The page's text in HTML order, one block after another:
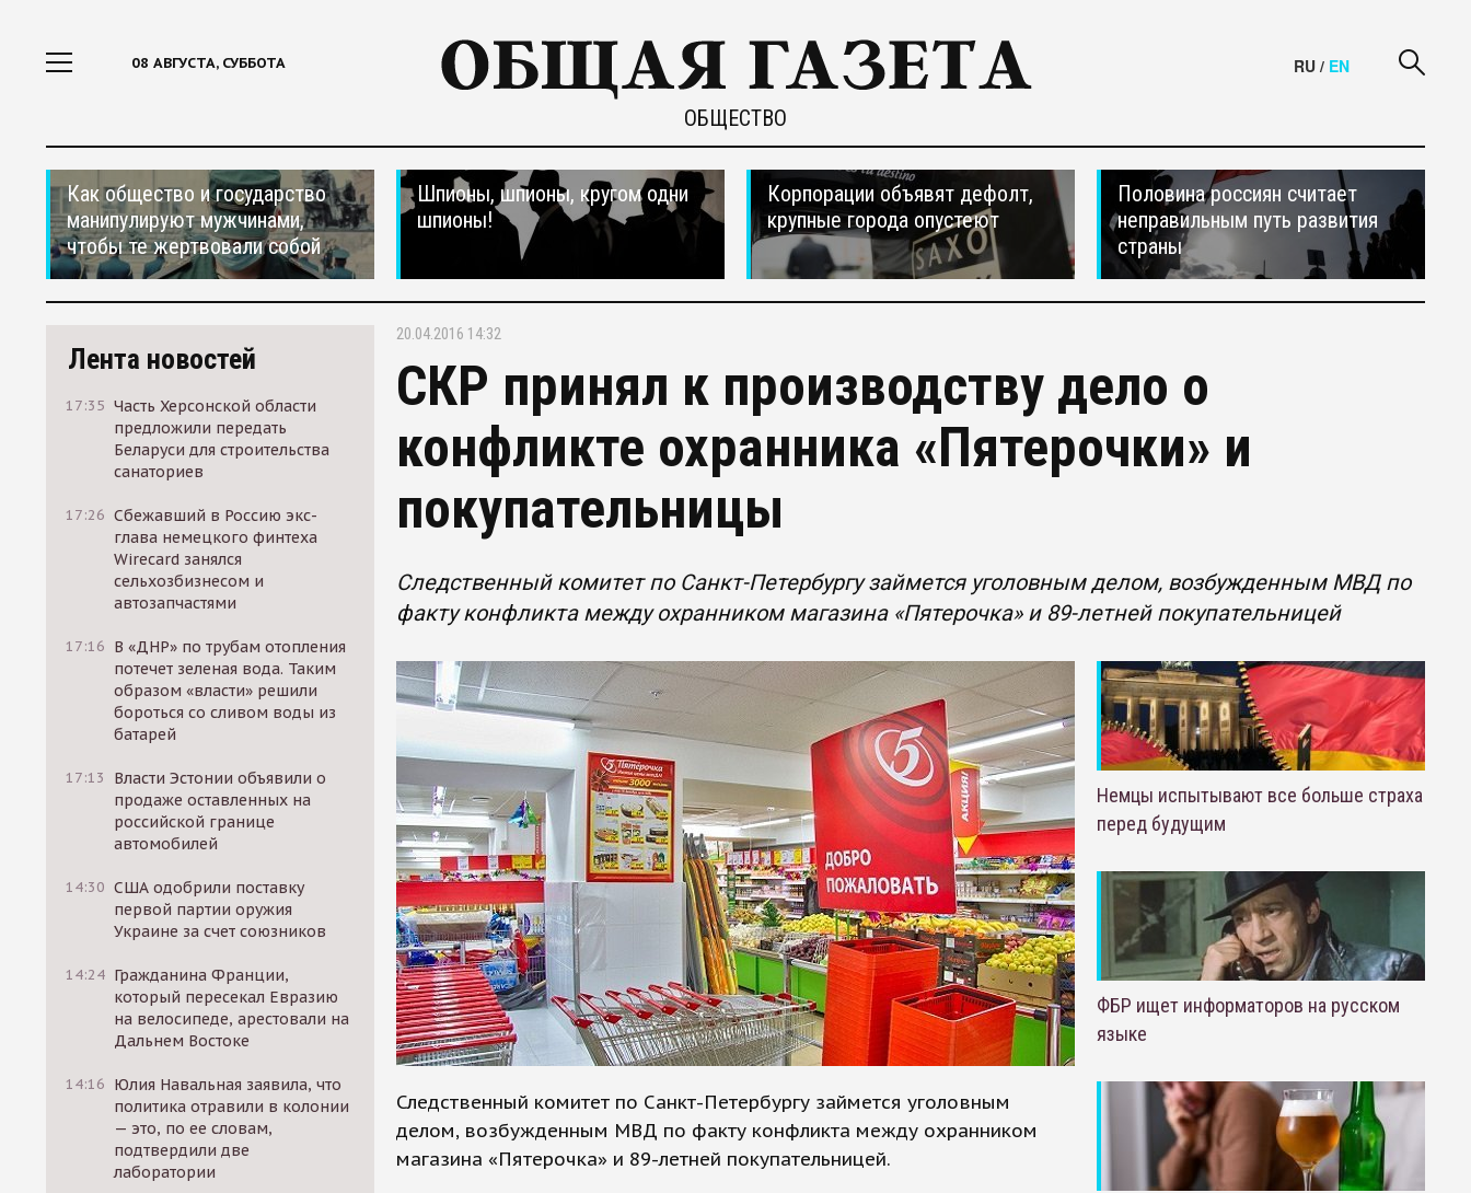
08 АВГУСТА, СУББОТА
ОБЩЕСТВО
RU / EN
Как общество и государство
манипулируют мужчинами,
чтобы те жертвовали собой
Шпионы, шпионы, кругом одни
шпионы!
Корпорации объявят дефолт,
крупные города опустеют
Половина россиян считает
неправильным путь развития
страны
Лента новостей
17:35 Часть Херсонской области
предложили передать
Беларуси для строительства
санаториев
17:26 Сбежавший в Россию экс-
глава немецкого финтеха
Wirecard занялся
сельхозбизнесом и
автозапчастями
17:16 В «ДНР» по трубам отопления
потечет зеленая вода. Таким
образом «власти» решили
бороться со сливом воды из
батарей
17:13
Власти Эстонии объявили о
продаже оставленных на
российской границе
автомобилей
14:30 США одобрили поставку
первой партии оружия
Украине за счет союзников
14:24 Гражданина Франции,
который пересекал Евразию
на велосипеде, арестовали на
Дальнем Востоке
14:16 Юлия Навальная заявила, что
политика отравили в колонии
— это, по ее словам,
подтвердили две
лаборатории
20.04.2016 14:32
СКР принял к производству дело о
конфликте охранника «Пятерочки» и
покупательницы
Следственный комитет по Санкт-Петербургу займется уголовным делом, возбужденным МВД по
факту конфликта между охранником магазина «Пятерочка» и 89-летней покупательницей
Следственный комитет по Санкт-Петербургу займется уголовным
делом, возбужденным МВД по факту конфликта между охранником
магазина «Пятерочка» и 89-летней покупательницей.
Немцы испытывают все больше страха
перед будущим
ФБР ищет информаторов на русском
языке